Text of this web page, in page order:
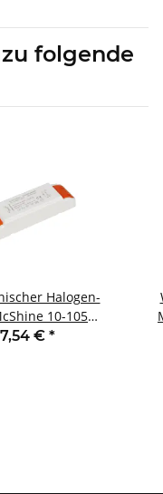
folgende
Halogen-
10-105W
> 12V dimmbar
7,54 € *